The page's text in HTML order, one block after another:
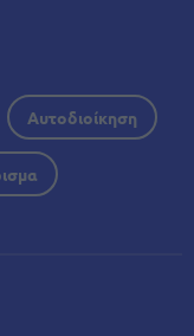
Αυτοδιοίκηση